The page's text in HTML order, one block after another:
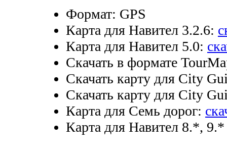
Формат: GPS
Карта для Навител 3.2.6:
Карта для Навител 5.0:
Скачать в формате
Скачать карту для City
Скачать карту для City
Карта для Семь дорог:
Карта для Навител 8.*,